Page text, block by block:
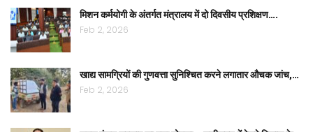
मिशन कर्मयोगी के अंतर्गत मंत्रालय में दो दिवसीय प्रशिक्षण….
Feb 2, 2026
खाद्य सामग्रियों की गुणवत्ता सुनिश्चित करने लगातार औचक जांच,…
Feb 2, 2026